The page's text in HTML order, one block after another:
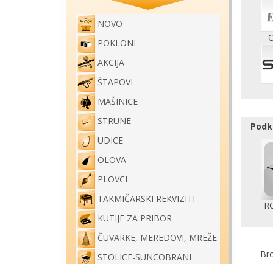
NOVO
POKLONI
AKCIJA
ŠTAPOVI
MAŠINICE
STRUNE
UDICE
OLOVA
PLOVCI
TAKMIČARSKI REKVIZITI
KUTIJE ZA PRIBOR
ČUVARKE, MEREDOVI, MREŽE
STOLICE-SUNCOBRANI